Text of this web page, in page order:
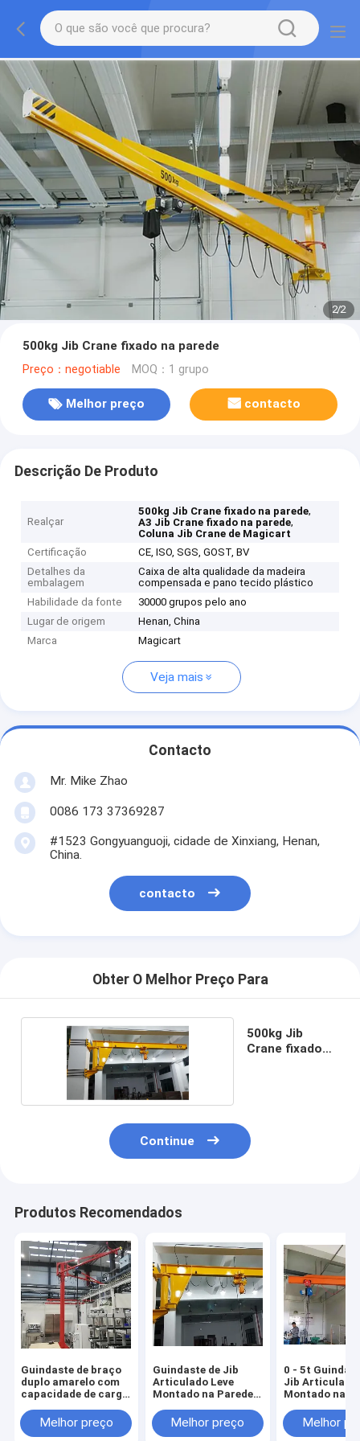
2/2
500kg Jib Crane fixado na parede
Preço：negotiable MOQ：1 grupo
Melhor preço contacto
Descrição De Produto
Realçar
500kg Jib Crane fixado na parede,
A3 Jib Crane fixado na parede,
Coluna Jib Crane de Magicart
Certificação
CE, ISO, SGS, GOST, BV
Detalhes da
embalagem
Caixa de alta qualidade da madeira
compensada e pano tecido plástico
Habilidade da fonte
30000 grupos pelo ano
Lugar de origem
Henan, China
Marca
Magicart
Veja mais
Contacto
Mr. Mike Zhao
0086 173 37369287
#1523 Gongyuanguoji, cidade de Xinxiang, Henan,
China.
contacto
Obter O Melhor Preço Para
500kg Jib
Crane fixado
Continue
Produtos Recomendados
Guindaste de braço
duplo amarelo com
capacidade de carga
Melhor preço
Guindaste de Jib
Articulado Leve
Montado na Parede
de Elevação
Melhor preço
0 - 5t
Jib Articulado
Montado na
Melhor